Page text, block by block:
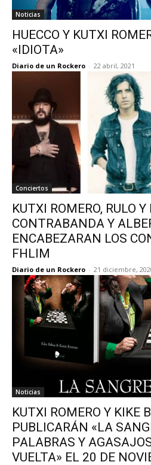
Noticias
HUECCO Y KUTXI
«IDIOTA»
Diario de un Rockero - 22 abril, 2021
Conciertos
KUTXI ROMERO, RULO Y
CONTRABANDA Y
ENCABEZARAN LOS
FHLIM
Diario de un Rockero - 21 diciembre,
Noticias
KUTXI ROMERO Y KIKE
PUBLICARÁN «LA
PALABRAS Y
VUELTA» EL 20 DE